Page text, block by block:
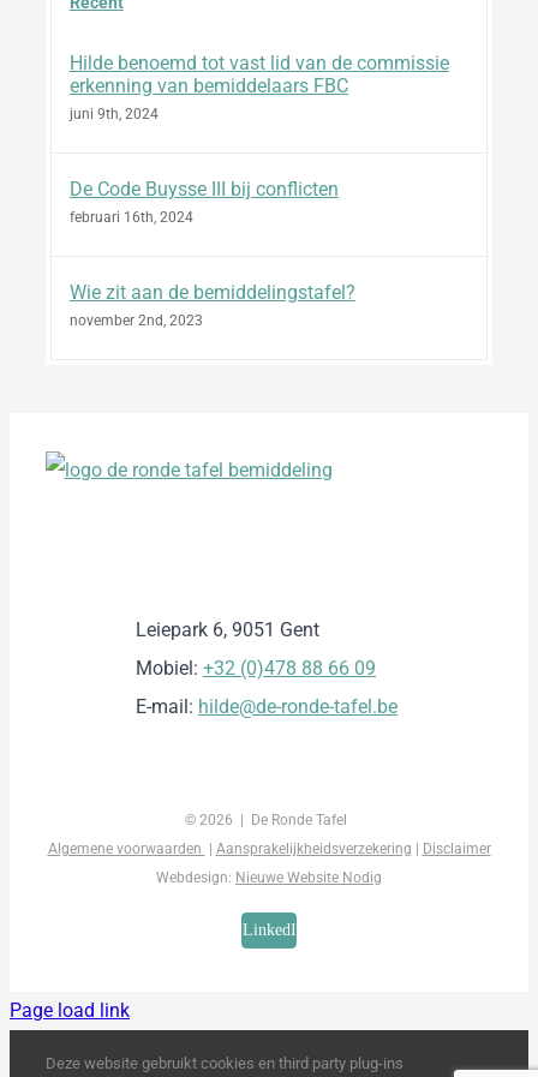
Hilde benoemd tot vast lid van de commissie
erkenning van bemiddelaars FBC
juni 9th, 2024
De Code Buysse III bij conflicten
februari 16th, 2024
Wie zit aan de bemiddelingstafel?
november 2nd, 2023
Leiepark 6, 9051 Gent
Mobiel: +32 (0)478 88 66 09
E-mail: hilde@de-ronde-tafel.be
© 2026 | De Ronde Tafel
Algemene voorwaarden | Aansprakelijkheidsverzekering | Disclaimer
Webdesign: Nieuwe Website Nodig
LinkedIn
Page load link
Deze website gebruikt cookies en third party plug-ins